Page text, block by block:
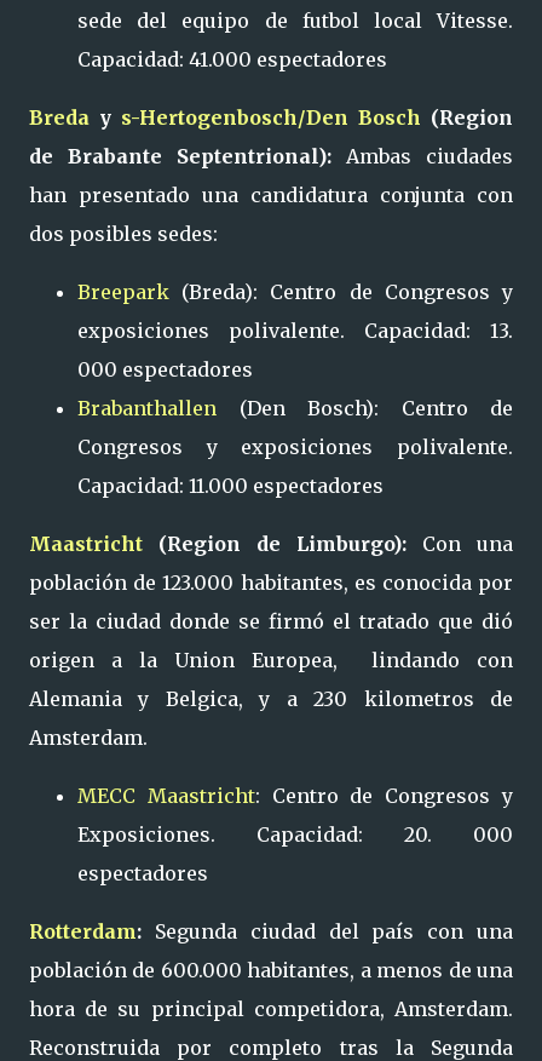
sede del equipo de futbol local Vitesse.
Capacidad: 41.000 espectadores
Breda y s-Hertogenbosch/Den Bosch (Region
de Brabante Septentrional): Ambas ciudades
han presentado una candidatura conjunta con
dos posibles sedes:
Breepark (Breda): Centro de Congresos y
exposiciones polivalente. Capacidad: 13.
000 espectadores
Brabanthallen (Den Bosch): Centro de
Congresos y exposiciones polivalente.
Capacidad: 11.000 espectadores
Maastricht (Region de Limburgo): Con una
población de 123.000 habitantes, es conocida por
ser la ciudad donde se firmó el tratado que dió
origen a la Union Europea, lindando con
Alemania y Belgica, y a 230 kilometros de
Amsterdam.
MECC Maastricht: Centro de Congresos y
Exposiciones. Capacidad: 20. 000
espectadores
Rotterdam: Segunda ciudad del país con una
población de 600.000 habitantes, a menos de una
hora de su principal competidora, Amsterdam.
Reconstruida por completo tras la Segunda